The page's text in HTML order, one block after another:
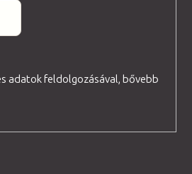
adatok feldolgozásával, bővebb